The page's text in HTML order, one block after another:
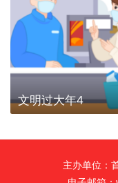
文明过大年4
主办单位：